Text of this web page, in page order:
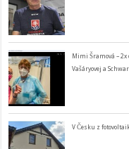
Mimi Šramová – 2x
Vašáryovej a
V Česku z